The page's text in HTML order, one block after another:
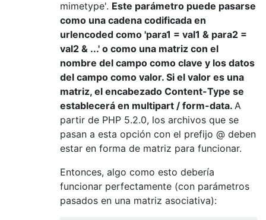
mimetype'. Este parámetro puede pasarse
como una cadena codificada en
urlencoded como 'para1 = val1 & para2 =
val2 & ...' o como una matriz con el
nombre del campo como clave y los datos
del campo como valor. Si el valor es una
matriz, el encabezado Content-Type se
establecerá en multipart / form-data. A
partir de PHP 5.2.0, los archivos que se
pasan a esta opción con el prefijo @ deben
estar en forma de matriz para funcionar.
Entonces, algo como esto debería
funcionar perfectamente (con parámetros
pasados ​​en una matriz asociativa):